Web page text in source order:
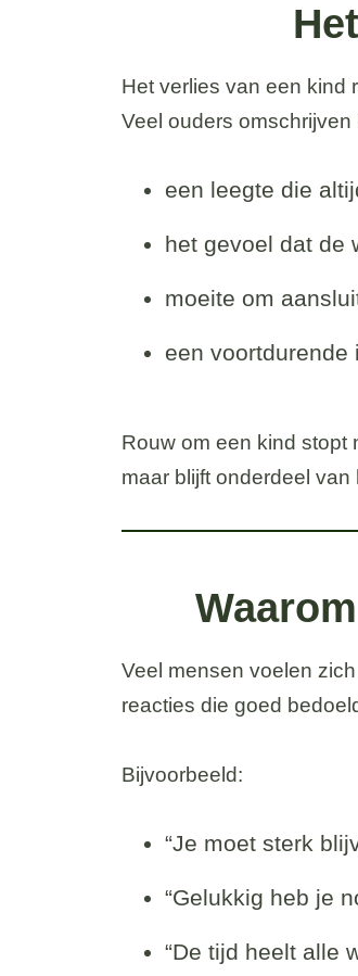
Het verlies van een kind
Veel ouders omschrijven
een leegte die
het gevoel dat de
moeite om
een voortdurende
Rouw om een kind stopt
maar blijft onderdeel van
Veel mensen voelen
reacties die goed
Bijvoorbeeld:
“Je moet sterk
“Gelukkig heb je
“De tijd heelt alle